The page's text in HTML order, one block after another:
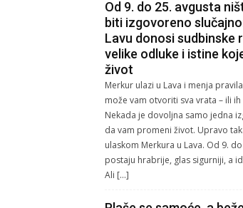
Od 9. do 25. avgusta
biti izgovoreno
Lavu donosi sudbinske
velike odluke i istine
život
Merkur ulazi u Lava i menja
može vam otvoriti sva vrata – ili
Nekada je dovoljna samo jedna
da vam promeni život. Upravo
ulaskom Merkura u Lava. Od 9.
postaju hrabrije, glas sigurniji, a
Ali […]